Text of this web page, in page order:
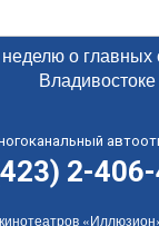
о главных
Владивостоке
2-